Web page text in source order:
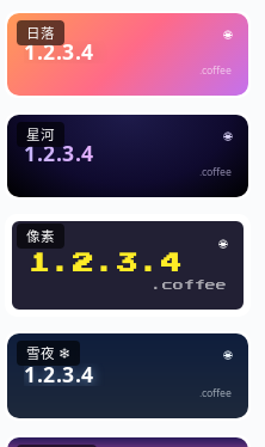
🌐
1.2.3.4
.coffee
日落
🌐
1.2.3.4
.coffee
星河
🌐
1.2.3.4
.coffee
像素
🌐
1.2.3.4
.coffee
雪夜 ❄